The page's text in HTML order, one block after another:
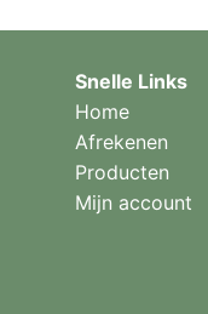
Snelle Links
Home
Afrekenen
Producten
Mijn account